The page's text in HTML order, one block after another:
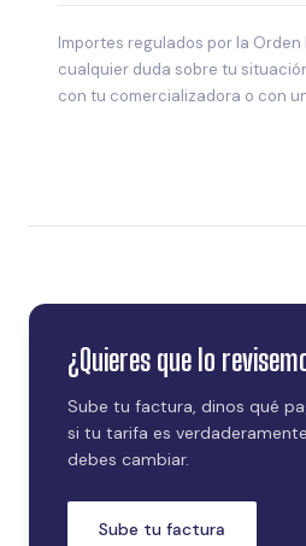
Importes regulados por la Orden
cualquier duda sobre tu
con tu comercializadora o con
¿Quieres que lo
Sube tu factura, dinos qué
si tu tarifa es
debes cambiar.
Sube tu factura